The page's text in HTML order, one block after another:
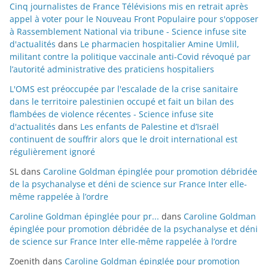
Cinq journalistes de France Télévisions mis en retrait après
appel à voter pour le Nouveau Front Populaire pour s'opposer
à Rassemblement National via tribune - Science infuse site
d'actualités dans Le pharmacien hospitalier Amine Umlil,
militant contre la politique vaccinale anti-Covid révoqué par
l’autorité administrative des praticiens hospitaliers
L'OMS est préoccupée par l'escalade de la crise sanitaire
dans le territoire palestinien occupé et fait un bilan des
flambées de violence récentes - Science infuse site
d'actualités dans Les enfants de Palestine et d’Israël
continuent de souffrir alors que le droit international est
régulièrement ignoré
SL dans Caroline Goldman épinglée pour promotion débridée
de la psychanalyse et déni de science sur France Inter elle-
même rappelée à l’ordre
Caroline Goldman épinglée pour pr... dans Caroline Goldman
épinglée pour promotion débridée de la psychanalyse et déni
de science sur France Inter elle-même rappelée à l’ordre
Zoenith dans Caroline Goldman épinglée pour promotion